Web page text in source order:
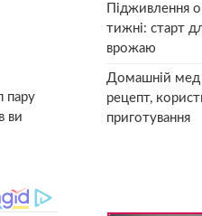
пару
ви
Підживлення
тижні: старт
врожаю
Домашній мед
рецепт,
приготування